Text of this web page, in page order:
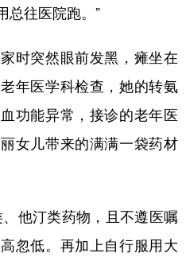
总往医院跑。”
突然眼前发黑，瘫坐在
年医学科检查，她的转氨
功能异常，接诊的老年医
女儿带来的满满一袋药材
他汀类药物，且不遵医嘱
忽低。再加上自行服用大